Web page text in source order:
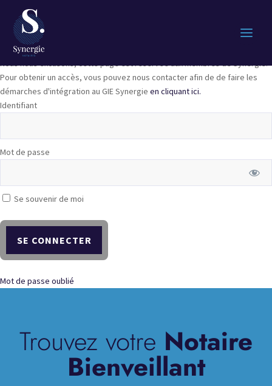
Nous nous excusons, cette page est réservée aux membres de Synergie.
Pour obtenir un accès, vous pouvez nous contacter afin de de faire les
démarches d'intégration au GIE Synergie en cliquant ici.
Identifiant
Mot de passe
Se souvenir de moi
Mot de passe oublié
Trouvez votre Notaire
Bienveillant